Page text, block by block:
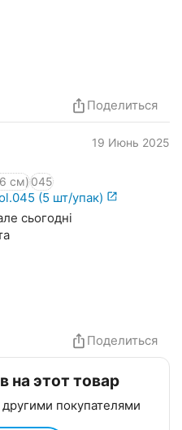
Поделиться
19 Июнь 2025
см)045
(5 шт/упак)
сьогодні
Поделиться
на этот товар
покупателями